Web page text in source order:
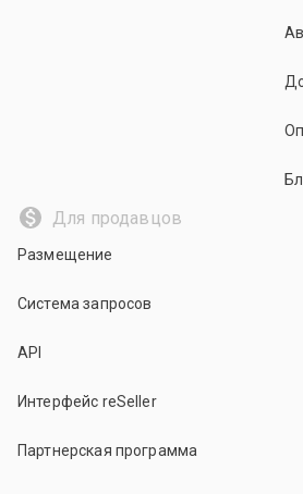
Для продавцов
Размещение
Система запросов
API
Интерфейс reSeller
Партнерская программа